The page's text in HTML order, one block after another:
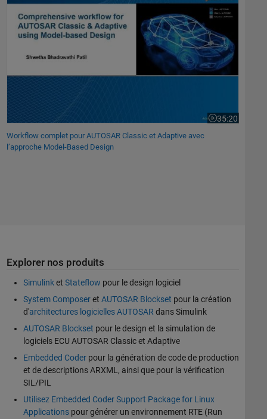
35:20
La vidéo dure
Workflow complet pour AUTOSAR Classic et Adaptive avec
l’approche Model-Based Design
Explorer nos produits
Simulinket Stateflow pour le design logiciel
System Composeret AUTOSAR Blockset pour la création
d'architectures logicielles AUTOSAR dans Simulink
AUTOSAR Blockset pour le design et la simulation de
logiciels ECU AUTOSAR Classic et Adaptive
Embedded Coderpour la génération de code de production
et de descriptions ARXML, ainsi que pour la vérification
SIL/PIL
Utilisez Embedded Coder Support Package for Linux
Applicationspour générer un environnement RTE (Run